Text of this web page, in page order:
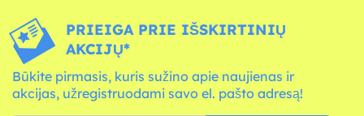
PRIEIGA PRIE IŠSKIRTINIŲ
AKCIJŲ*
Būkite pirmasis, kuris sužino apie naujienas ir
akcijas, užregistruodami savo el. pašto adresą!